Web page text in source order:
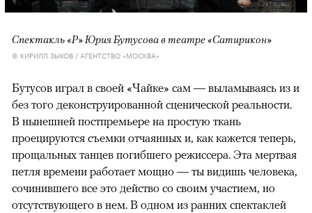
Спектакль «Р» Юрия Бутусова в театре «Сатирикон»
© КИРИЛЛ ЗЫКОВ / АГЕНТСТВО «МОСКВА»
Бутусов играл в своей «Чайке» сам — выламываясь из и
без того деконструированной сценической реальности.
В нынешней постпремьере на простую ткань
проецируются съемки отчаянных и, как кажется теперь,
прощальных танцев погибшего режиссера. Эта мертвая
петля времени работает мощно — ты видишь человека,
сочинившего все это действо со своим участием, но
отсутствующего в нем. В одном из ранних спектаклей